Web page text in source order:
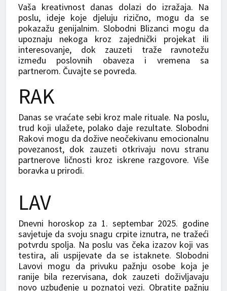
Vaša kreativnost danas dolazi do izražaja. Na
poslu, ideje koje djeluju rizično, mogu da se
pokazažu genijalnim. Slobodni Blizanci mogu da
upoznaju nekoga kroz zajednički projekat ili
interesovanje, dok zauzeti traže ravnotežu
između poslovnih obaveza i vremena sa
partnerom. Čuvajte se povreda.
RAK
Danas se vraćate sebi kroz male rituale. Na poslu,
trud koji ulažete, polako daje rezultate. Slobodni
Rakovi mogu da dožive neočekivanu emocionalnu
povezanost, dok zauzeti otkrivaju novu stranu
partnerove ličnosti kroz iskrene razgovore. Više
boravka u prirodi.
LAV
Dnevni horoskop za 1. septembar 2025. godine
savjetuje da svoju snagu crpite iznutra, ne tražeći
potvrdu spolja. Na poslu vas čeka izazov koji vas
testira, ali uspijevate da se istaknete. Slobodni
Lavovi mogu da privuku pažnju osobe koja je
ranije bila rezervisana, dok zauzeti doživljavaju
novo uzbuđenje u poznatoj vezi. Obratite pažnju